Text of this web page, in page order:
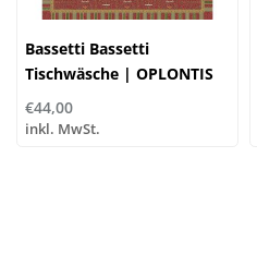
Bassetti Bassetti
Tischwäsche | OPLONTIS
v8 (RB) Rot
€44,00
inkl. MwSt.